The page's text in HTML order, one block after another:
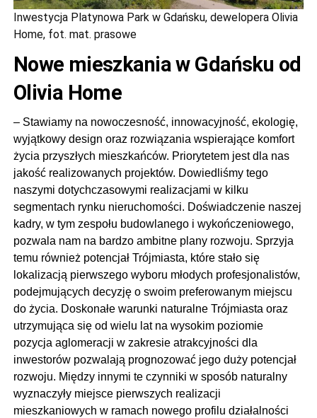
Inwestycja Platynowa Park w Gdańsku, dewelopera Olivia
Home, fot. mat. prasowe
Nowe mieszkania w Gdańsku od
Olivia Home
– Stawiamy na nowoczesność, innowacyjność, ekologię,
wyjątkowy design oraz rozwiązania wspierające komfort
życia przyszłych mieszkańców. Priorytetem jest dla nas
jakość realizowanych projektów. Dowiedliśmy tego
naszymi dotychczasowymi realizacjami w kilku
segmentach rynku nieruchomości. Doświadczenie naszej
kadry, w tym zespołu budowlanego i wykończeniowego,
pozwala nam na bardzo ambitne plany rozwoju. Sprzyja
temu również potencjał Trójmiasta, które stało się
lokalizacją pierwszego wyboru młodych profesjonalistów,
podejmujących decyzję o swoim preferowanym miejscu
do życia. Doskonałe warunki naturalne Trójmiasta oraz
utrzymująca się od wielu lat na wysokim poziomie
pozycja aglomeracji w zakresie atrakcyjności dla
inwestorów pozwalają prognozować jego duży potencjał
rozwoju. Między innymi te czynniki w sposób naturalny
wyznaczyły miejsce pierwszych realizacji
mieszkaniowych w ramach nowego profilu działalności